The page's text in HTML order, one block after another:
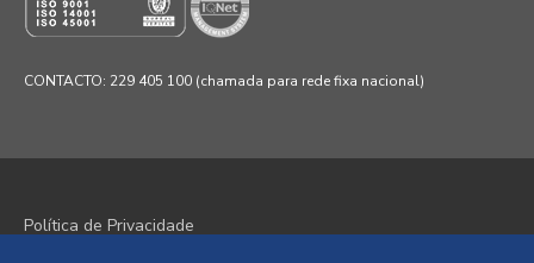
CONTACTO: 229 405 100 (chamada para rede fixa nacional)
Política de Privacidade